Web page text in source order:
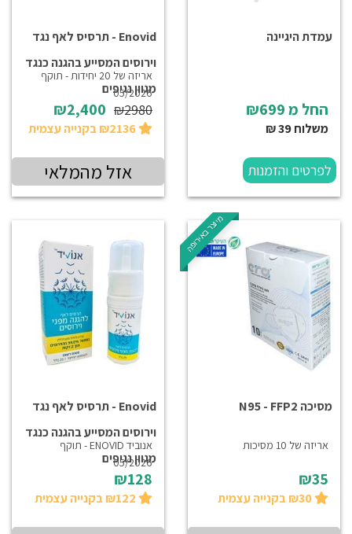
עמדת היגיינה
החל מ
משלוח 39 ₪
לפרטים והזמנות
Enovid - תרסיס לאף נגד
וירוסים המסייע בהגנה כנגד
מגוון נגיפים
אריזה של 20 יחידות - תוקף
05/2026
₪2,400 ₪2980
אזל מהמלאי
מיוצר באירופה
מסיכה N95 - FFP2
אריזה של 10 מסיכות
₪35
Enovid - תרסיס לאף נגד
וירוסים המסייע בהגנה כנגד
מגוון נגיפים
אנוביד ENOVID - תוקף
05/2026
₪128